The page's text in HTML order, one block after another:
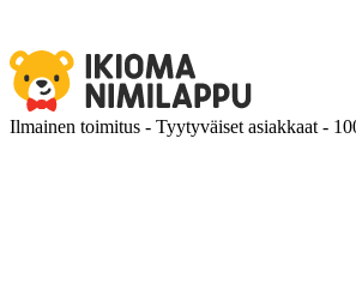
Ilmainen toimitus - Tyytyväiset asiakkaat -